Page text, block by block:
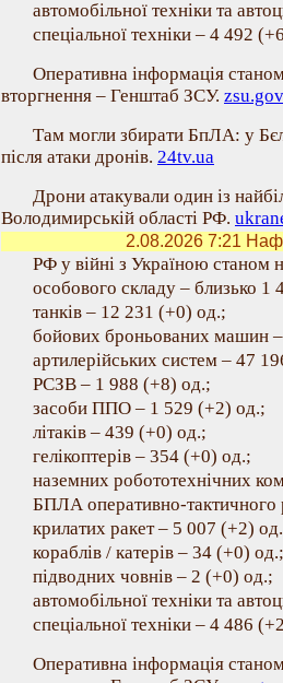
автомобільної техніки та
спеціальної техніки – 4 492
Оперативна інформація
вторгнення – Генштаб ЗСУ.
Там могли збирати БпЛА: у
після атаки дронів. 24tv.ua
Дрони атакували один із
Володимирській області РФ.
2.08.2026 7:21
РФ у війні з Україною станом
особового складу – близько 1
танків – 12 231 (+0) од.;
бойових броньованих машин
артилерійських систем – 47
РСЗВ – 1 988 (+8) од.;
засоби ППО – 1 529 (+2) од.;
літаків – 439 (+0) од.;
гелікоптерів – 354 (+0) од.;
наземних робототехнічних
БПЛА оперативно-тактичного
крилатих ракет – 5 007 (+2)
кораблів / катерів – 34 (+0) од.;
підводних човнів – 2 (+0) од.;
автомобільної техніки та
спеціальної техніки – 4 486
Оперативна інформація